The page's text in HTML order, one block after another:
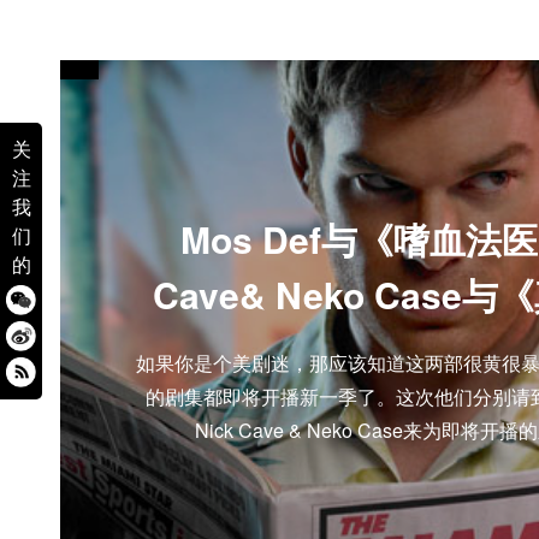
关
注
我
们
的
Mos Def与《嗜血法
Cave& Neko Case与
如果你是个美剧迷，那应该知道这两部很黄很
的剧集都即将开播新一季了。这次他们分别请
Nick Cave & Neko Case来为即将开播